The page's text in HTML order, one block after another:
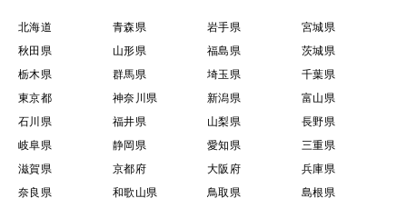
北海道 青森県 岩手県
宮城県
秋田県
山形県 福島県
茨城県
栃木県
群馬県 埼玉県
千葉県
東京都
神奈川県 新潟県
富山県
石川県
福井県 山梨県
長野県
岐阜県
静岡県 愛知県
三重県
滋賀県
京都府 大阪府
兵庫県
奈良県
和歌山県 鳥取県
島根県